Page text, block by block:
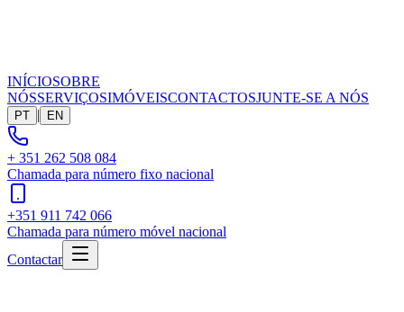
INÍCIOSOBRE
NÓSSERVIÇOSIMÓVEISCONTACTOSJUNTE-SE A NÓS
PT | EN
+ 351 262 508 084
Chamada para número fixo nacional
+351 911 742 066
Chamada para número móvel nacional
Contactar